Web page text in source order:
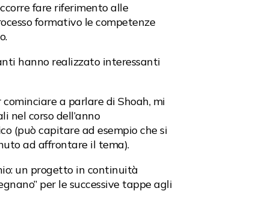
fare riferimento alle
formativo le competenze
hanno realizzato interessanti
a parlare di Shoah, mi
nel corso dell’anno
(può capitare ad esempio che si
ad affrontare il tema).
un progetto in continuità
per le successive tappe agli